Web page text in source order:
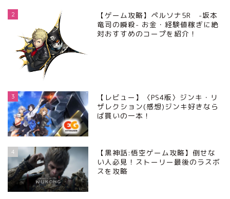
2
【ゲーム攻略】ペルソナ5R -坂本
竜司の瞬殺- お金・経験値稼ぎに絶
対おすすめのコープを紹介！
3
【レビュー】〈PS4版〉ジンキ・リ
ザレクション(感想)ジンキ好きなら
ば買いの一本！
4
【黒神話:悟空ゲーム攻略】倒せな
い人必見！ストーリー最後のラスボ
スを攻略